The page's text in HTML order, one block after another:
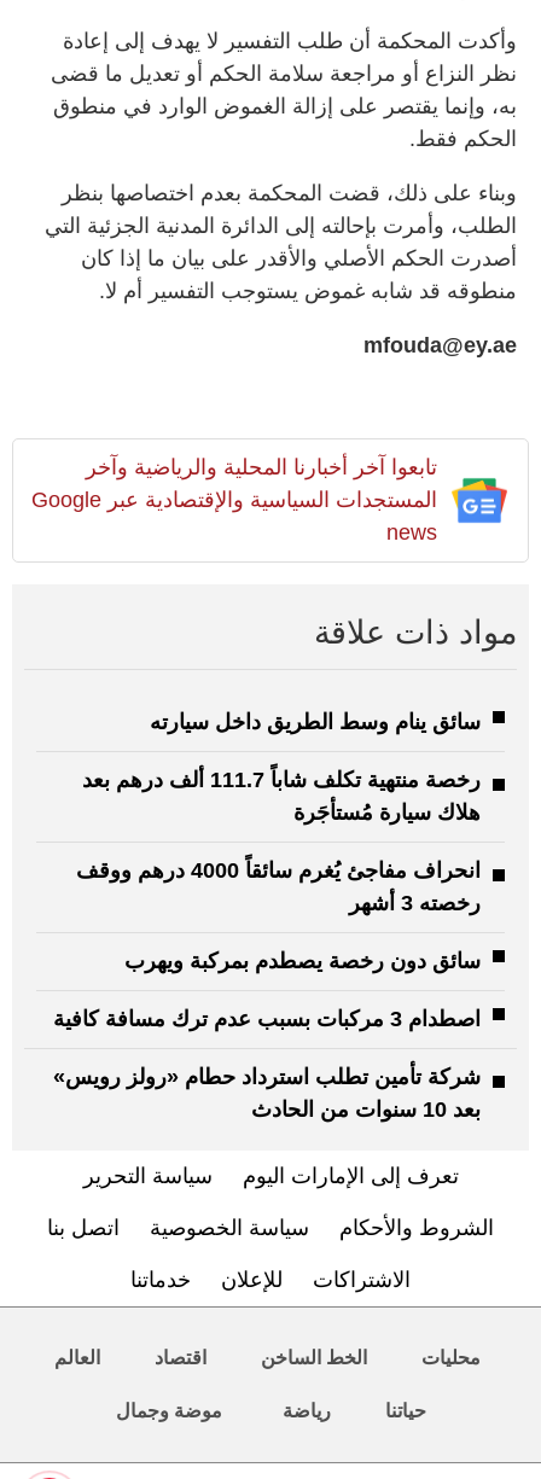
وأكدت المحكمة أن طلب التفسير لا يهدف إلى إعادة
نظر النزاع أو مراجعة سلامة الحكم أو تعديل ما قضى
به، وإنما يقتصر على إزالة الغموض الوارد في منطوق
الحكم فقط.
وبناء على ذلك، قضت المحكمة بعدم اختصاصها بنظر
الطلب، وأمرت بإحالته إلى الدائرة المدنية الجزئية التي
أصدرت الحكم الأصلي والأقدر على بيان ما إذا كان
منطوقه قد شابه غموض يستوجب التفسير أم لا.
mfouda@ey.ae
تابعوا آخر أخبارنا المحلية والرياضية وآخر
المستجدات السياسية والإقتصادية عبر Google
news
مواد ذات علاقة
سائق ينام وسط الطريق داخل سيارته
رخصة منتهية تكلف شاباً 111.7 ألف درهم بعد
هلاك سيارة مُستأجَرة
انحراف مفاجئ يُغرم سائقاً 4000 درهم ووقف
رخصته 3 أشهر
سائق دون رخصة يصطدم بمركبة ويهرب
اصطدام 3 مركبات بسبب عدم ترك مسافة كافية
شركة تأمين تطلب استرداد حطام «رولز رويس»
بعد 10 سنوات من الحادث
تعرف إلى الإمارات اليوم سياسة التحرير
الشروط والأحكام سياسة الخصوصية اتصل بنا
الاشتراكات للإعلان خدماتنا
محليات الخط الساخن اقتصاد العالم
حياتنا رياضة موضة وجمال